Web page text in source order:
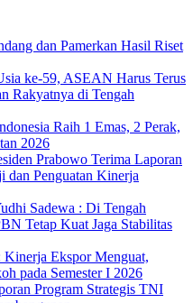
dan Pamerkan Hasil Riset
ke-59, ASEAN Harus Terus
Rakyatnya di Tengah
Raih 1 Emas, 2 Perak,
2026
Prabowo Terima Laporan
dan Penguatan Kinerja
Sadewa : Di Tengah
Tetap Kuat Jaga Stabilitas
Kinerja Ekspor Menguat,
pada Semester I 2026
Program Strategis TNI